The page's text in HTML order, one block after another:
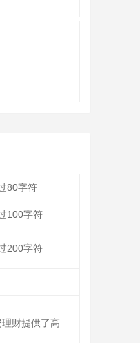
80字符
100字符
200字符
财提供了高